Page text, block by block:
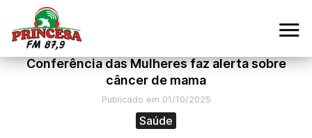
Conferência das Mulheres faz alerta sobre
câncer de mama
Publicado em 01/10/2025
Saúde